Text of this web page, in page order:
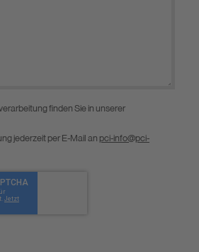
finden Sie in unserer
jederzeit per E-Mail an pci-info@pci-